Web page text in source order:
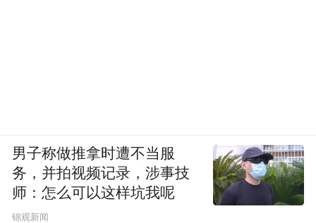
男子称做推拿时遭不当服
务，并拍视频记录，涉事技
师：怎么可以这样坑我呢
锦观新闻